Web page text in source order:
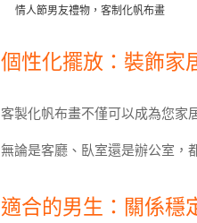
個性化擺放：裝飾家
客製化帆布畫不僅可以成為您家
無論是客廳、臥室還是辦公室，
適合的男生：關係穩